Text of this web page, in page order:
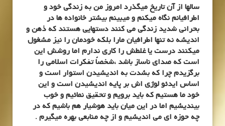
سالها از آن تاریخ میگذرد امروز من به زندگی خود و
اطرافیانم نگاه میکنم و میبینم بیشتر خانواده ها در
بحرانی شدید زندگی می کنند دستهایی هستند که ذهن و
اندیشه نه تنها اطرافیان مارا بلکه خودمان را نیز مشغول
میکنند درست یا غلطش را کاری ندارم اما روشش این
است که صدای ناساز باشد ،شخصاً تفکرات اسلامی را
برگزیدم چرا که بشدت به اندیشیدن استوار است و
اساس ایدئو لوژی اش بر پایه اندیشیدن است و این
خود ما هستیم که باید برویم و تحقیق نمائیم و خوب
بیندیشیم اما در این میان باید هوشیار هم باشیم که در
چه حوزه ای می اندیشیم و از چه منابعی بهره میگیرم .